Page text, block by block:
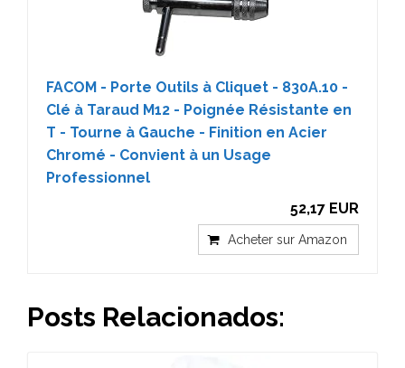
FACOM - Porte Outils à Cliquet - 830A.10 -
Clé à Taraud M12 - Poignée Résistante en
T - Tourne à Gauche - Finition en Acier
Chromé - Convient à un Usage
Professionnel
52,17 EUR
Acheter sur Amazon
Posts Relacionados: